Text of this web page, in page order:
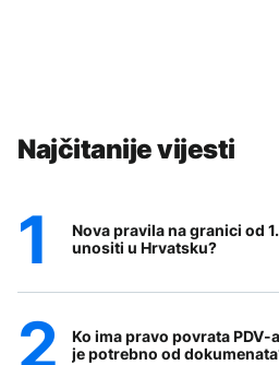
Najčitanije vijesti
Nova pravila na granici od
unositi u Hrvatsku?
Ko ima pravo povrata
je potrebno od